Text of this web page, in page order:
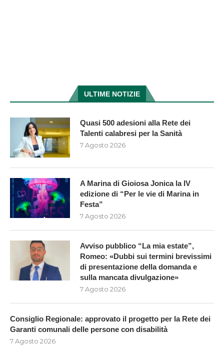
ULTIME NOTIZIE
Quasi 500 adesioni alla Rete dei
Talenti calabresi per la Sanità
7 Agosto 2026
A Marina di Gioiosa Jonica la IV
edizione di “Per le vie di Marina in
Festa”
7 Agosto 2026
Avviso pubblico “La mia estate”,
Romeo: «Dubbi sui termini brevissimi
di presentazione della domanda e
sulla mancata divulgazione»
7 Agosto 2026
Consiglio Regionale: approvato il progetto per la Rete dei
Garanti comunali delle persone con disabilità
7 Agosto 2026